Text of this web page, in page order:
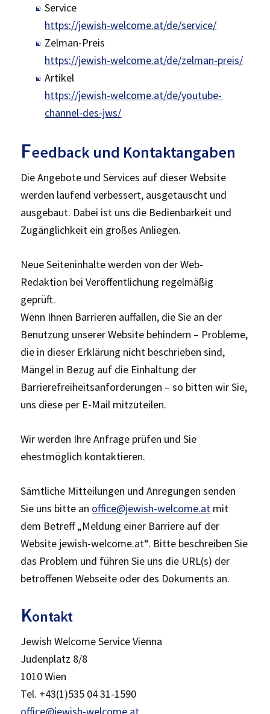
Service
https://jewish-welcome.at/de/service/
Zelman-Preis
https://jewish-welcome.at/de/zelman-preis/
Artikel
https://jewish-welcome.at/de/youtube-
channel-des-jws/
Feedback und Kontaktangaben
Die Angebote und Services auf dieser Website
werden laufend verbessert, ausgetauscht und
ausgebaut. Dabei ist uns die Bedienbarkeit und
Zugänglichkeit ein großes Anliegen.
Neue Seiteninhalte werden von der Web-
Redaktion bei Veröffentlichung regelmäßig
geprüft.
Wenn Ihnen Barrieren auffallen, die Sie an der
Benutzung unserer Website behindern – Probleme,
die in dieser Erklärung nicht beschrieben sind,
Mängel in Bezug auf die Einhaltung der
Barrierefreiheits­anforderungen – so bitten wir Sie,
uns diese per E-Mail mitzuteilen.
Wir werden Ihre Anfrage prüfen und Sie
ehestmöglich kontaktieren.
Sämtliche Mitteilungen und Anregungen senden
Sie uns bitte an office@jewish-welcome.at mit
dem Betreff „Meldung einer Barriere auf der
Website jewish-welcome.at“. Bitte beschreiben Sie
das Problem und führen Sie uns die URL(s) der
betroffenen Webseite oder des Dokuments an.
Kontakt
Jewish Welcome Service Vienna
Judenplatz 8/8
1010 Wien
Tel. +43(1)535 04 31-1590